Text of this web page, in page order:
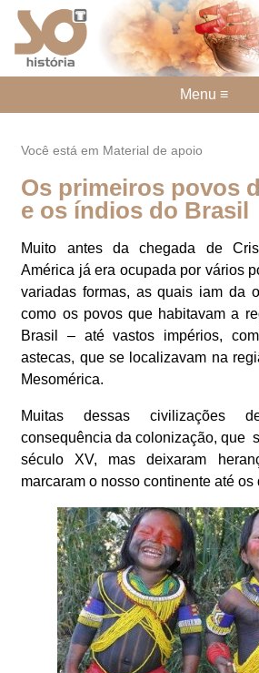
Você está em Material de apoio
Os primeiros povos
e os índios do Brasil
Muito antes da chegada de
América já era ocupada por vários
variadas formas, as quais iam da
como os povos que habitavam a
Brasil – até vastos impérios,
astecas, que se localizavam na
Mesomérica.
Muitas dessas civilizações
consequência da colonização, que
século XV, mas deixaram
marcaram o nosso continente até os